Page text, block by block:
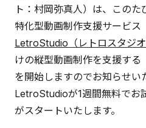
ト：村岡弥真人）は、このた
特化型動画制作支援サービス
LetroStudio（レトロスタジオ
けの縦型動画制作を支援す
を開始しますのでお知らせい
LetroStudioが1週間無料でお
がスタートいたします。